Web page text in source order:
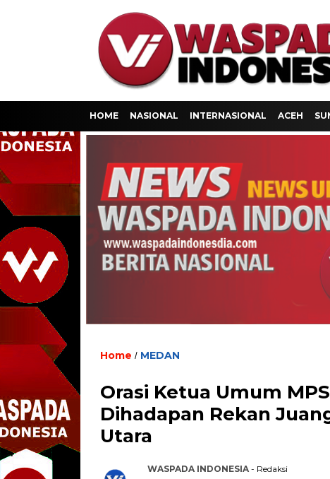
HOME NASIONAL INTERNASIONAL ACEH
Home / MEDAN
Orasi Ketua Umum
Dihadapan Rekan
Utara
WASPADA INDONESIA - Redaksi